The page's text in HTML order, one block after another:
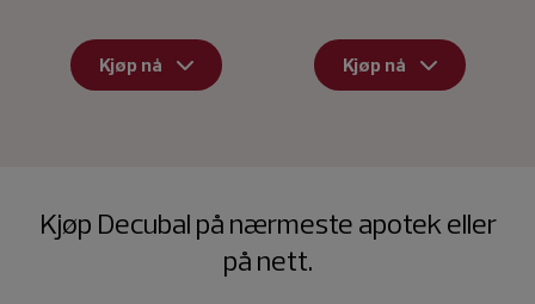
Kjøp nå Kjøp nå
Kjøp Decubal på nærmeste apotek eller
på nett.